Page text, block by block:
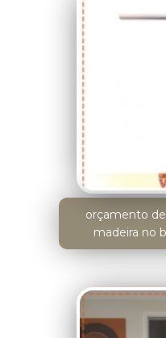
orçamento
madeira no